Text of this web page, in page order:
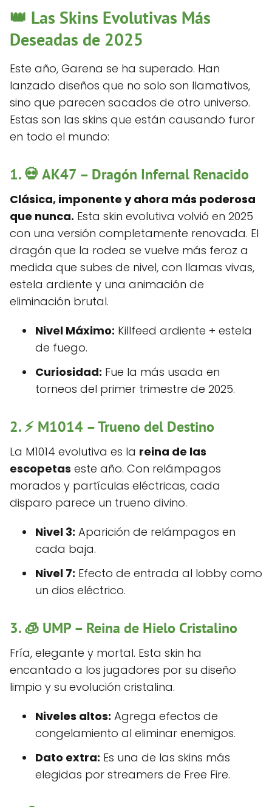
👑 Las Skins Evolutivas Más
Deseadas de 2025
Este año, Garena se ha superado. Han
lanzado diseños que no solo son llamativos,
sino que parecen sacados de otro universo.
Estas son las skins que están causando furor
en todo el mundo:
1. 💀 AK47 – Dragón Infernal Renacido
Clásica, imponente y ahora más poderosa
que nunca. Esta skin evolutiva volvió en 2025
con una versión completamente renovada. El
dragón que la rodea se vuelve más feroz a
medida que subes de nivel, con llamas vivas,
estela ardiente y una animación de
eliminación brutal.
Nivel Máximo: Killfeed ardiente + estela
de fuego.
Curiosidad: Fue la más usada en
torneos del primer trimestre de 2025.
2. ⚡ M1014 – Trueno del Destino
La M1014 evolutiva es la reina de las
escopetas este año. Con relámpagos
morados y partículas eléctricas, cada
disparo parece un trueno divino.
Nivel 3: Aparición de relámpagos en
cada baja.
Nivel 7: Efecto de entrada al lobby como
un dios eléctrico.
3. 🧊 UMP – Reina de Hielo Cristalino
Fría, elegante y mortal. Esta skin ha
encantado a los jugadores por su diseño
limpio y su evolución cristalina.
Niveles altos: Agrega efectos de
congelamiento al eliminar enemigos.
Dato extra: Es una de las skins más
elegidas por streamers de Free Fire.